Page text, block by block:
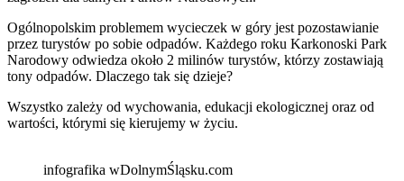
Ogólnopolskim problemem wycieczek w góry jest pozostawianie
przez turystów po sobie odpadów. Każdego roku Karkonoski Park
Narodowy odwiedza około 2 milinów turystów, którzy zostawiają
tony odpadów. Dlaczego tak się dzieje?
Wszystko zależy od wychowania, edukacji ekologicznej oraz od
wartości, którymi się kierujemy w życiu.
infografika wDolnymŚląsku.com